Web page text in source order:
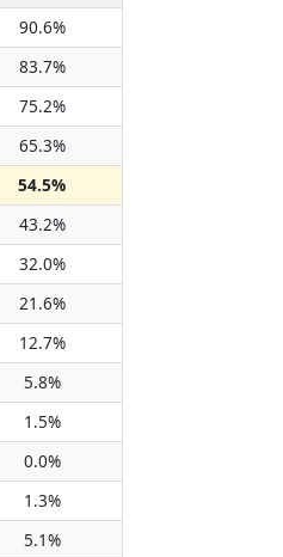
90.6%
83.7%
75.2%
65.3%
54.5%
43.2%
32.0%
21.6%
12.7%
5.8%
1.5%
0.0%
1.3%
5.1%